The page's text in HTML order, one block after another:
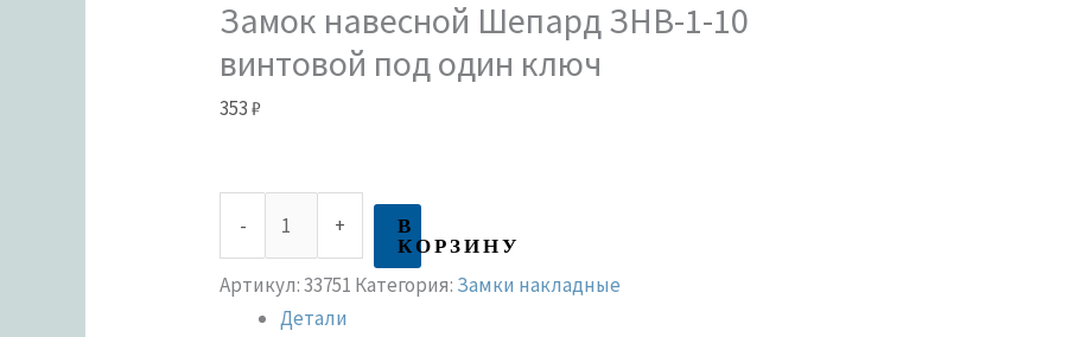
Замок навесной Шепард ЗНВ-1-10
винтовой под один ключ
353₽
- + В
КОРЗИНУ
Артикул:33751 Категория: Замки накладные
Детали